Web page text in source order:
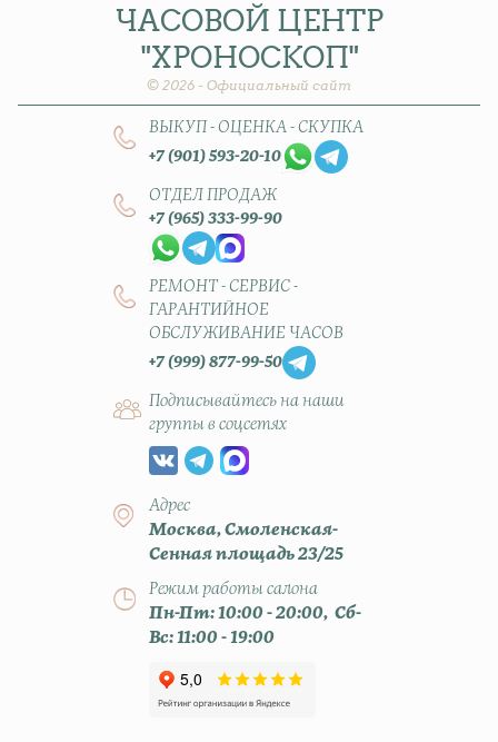
ЧАСОВОЙ ЦЕНТР
"ХРОНОСКОП"
© 2026 - Официальный сайт
ВЫКУП - ОЦЕНКА - СКУПКА
+7 (901) 593-20-10
ОТДЕЛ ПРОДАЖ
+7 (965) 333-99-90
РЕМОНТ - СЕРВИС -
ГАРАНТИЙНОЕ
ОБСЛУЖИВАНИЕ ЧАСОВ
+7 (999) 877-99-50
Подписывайтесь на наши
группы в соцсетях
Адрес
Москва, Смоленская-
Сенная площадь 23/25
Режим работы салона
Пн-Пт: 10:00 - 20:00, Сб-
Вс: 11:00 - 19:00